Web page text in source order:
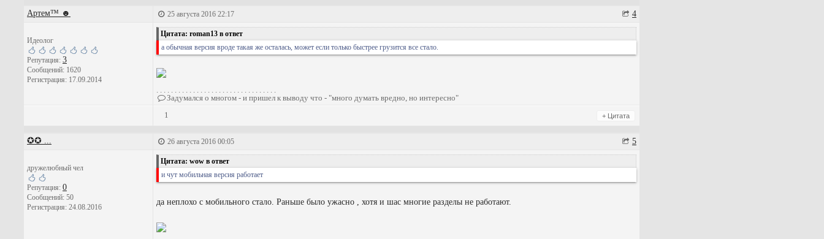
Артем™ ☻ 25 августа 2016 22:17 4
Идеолог
Репутация: 3
Сообщений: 1620
Регистрация: 17.09.2014
Цитата: roman13 в ответ
а обычная версия вроде такая же осталась, может если только быстрее грузится все стало.
. . . . . . . . . . . . . . . . . . . . . . . . . . . . . . . . .
Задумался о многом - и пришел к выводу что - "много думать вредно, но интересно"
1
+ Цитата
✪✪ ... 26 августа 2016 00:05 5
дружелюбный чел
Репутация: 0
Сообщений: 50
Регистрация: 24.08.2016
Цитата: wow в ответ
и чут мобильная версия работает
да неплохо с мобильного стало. Раньше было ужасно , хотя и шас многие разделы не работают.